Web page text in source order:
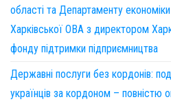
області та Департаменту
Харківської ОВА з директором
фонду підтримки підприємництва
Державні послуги без кордонів:
українців за кордоном – повністю